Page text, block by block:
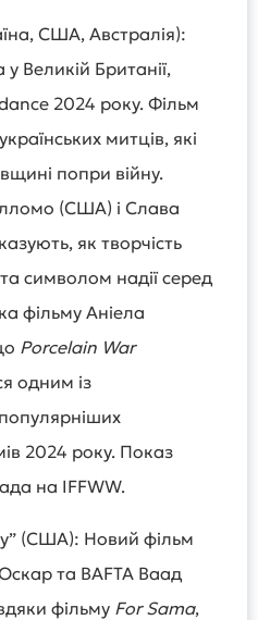
США, Австралія):
Великій Британії,
2024 року. Фільм
митців, які
попри війну.
(США) і Слава
як творчість
символом надії серед
фільму Аніела
Porcelain War
одним із
2024 року. Показ
на IFFWW.
(США): Новий фільм
та BAFTA Ваад
фільму For Sama,